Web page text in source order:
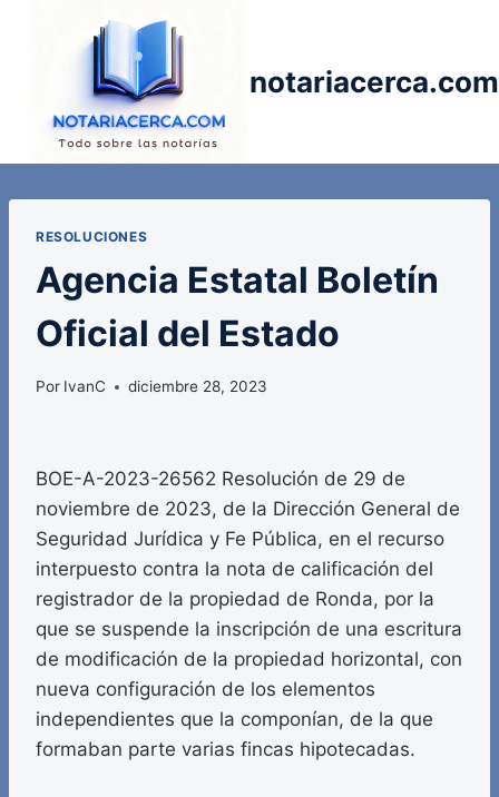
notariacerca.com
RESOLUCIONES
Agencia Estatal Boletín
Oficial del Estado
Por IvanC diciembre 28, 2023
BOE-A-2023-26562 Resolución de 29 de
noviembre de 2023, de la Dirección General de
Seguridad Jurídica y Fe Pública, en el recurso
interpuesto contra la nota de calificación del
registrador de la propiedad de Ronda, por la
que se suspende la inscripción de una escritura
de modificación de la propiedad horizontal, con
nueva configuración de los elementos
independientes que la componían, de la que
formaban parte varias fincas hipotecadas.